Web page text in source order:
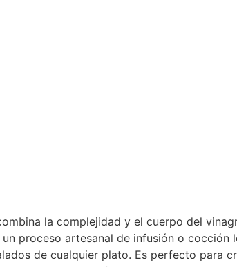
la complejidad y el cuerpo del
proceso artesanal de infusión o cocción
de cualquier plato. Es perfecto para